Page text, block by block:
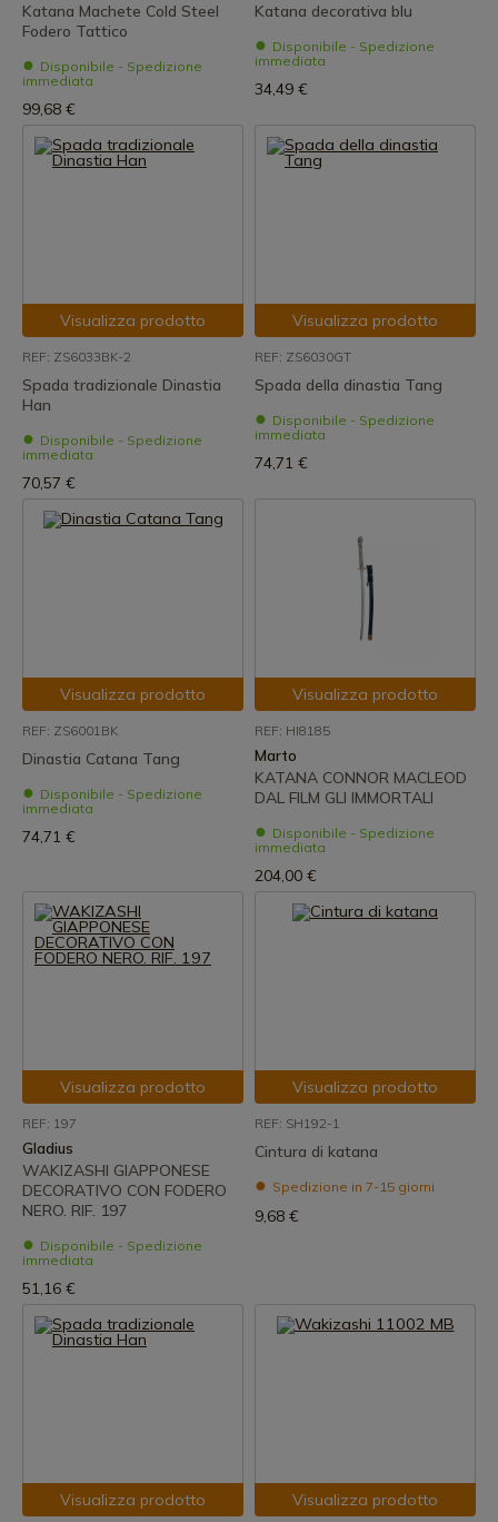
Katana Machete Cold Steel
Fodero Tattico
Disponibile - Spedizione
immediata
99,68 €
Katana decorativa blu
Disponibile - Spedizione
immediata
34,49 €
Visualizza prodotto
REF: ZS6033BK-2
Spada tradizionale Dinastia
Han
Disponibile - Spedizione
immediata
70,57 €
Visualizza prodotto
REF: ZS6030GT
Spada della dinastia Tang
Disponibile - Spedizione
immediata
74,71 €
Visualizza prodotto
REF: ZS6001BK
Dinastia Catana Tang
Disponibile - Spedizione
immediata
74,71 €
Visualizza prodotto
REF: HI8185
Marto
KATANA CONNOR MACLEOD
DAL FILM GLI IMMORTALI
Disponibile - Spedizione
immediata
204,00 €
Visualizza prodotto
REF: 197
Gladius
WAKIZASHI GIAPPONESE
DECORATIVO CON FODERO
NERO. RIF. 197
Disponibile - Spedizione
immediata
51,16 €
Visualizza prodotto
REF: SH192-1
Cintura di katana
Spedizione in 7-15 giorni
9,68 €
Visualizza prodotto Visualizza prodotto